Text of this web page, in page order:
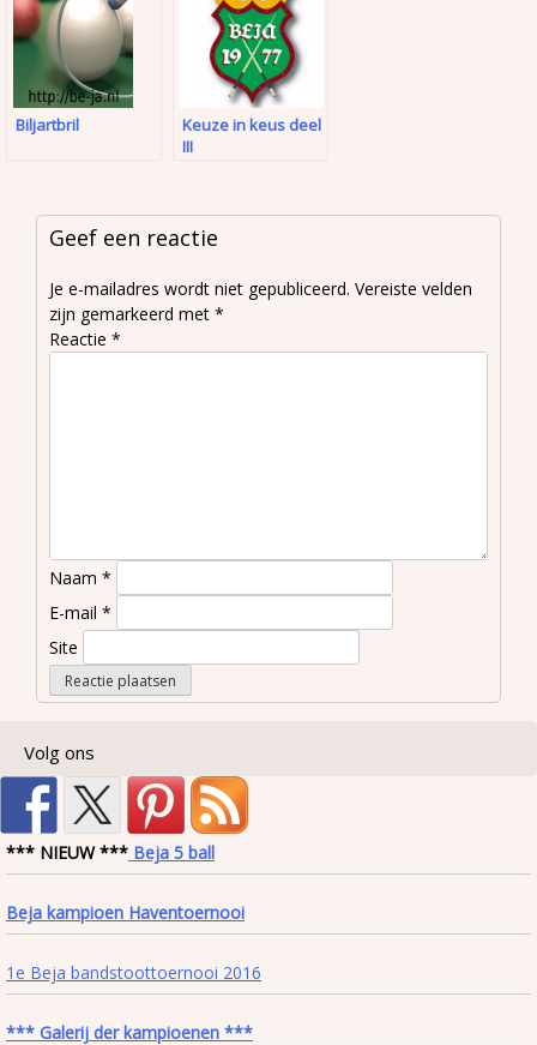
Biljartbril
Keuze in keus deel
III
Geef een reactie
Je e-mailadres wordt niet gepubliceerd. Vereiste velden
zijn gemarkeerd met *
Reactie *
Naam *
E-mail *
Site
Volg ons
*** NIEUW *** Beja 5 ball
Beja kampioen Haventoernooi
1e Beja bandstoottoernooi 2016
*** Galerij der kampioenen ***